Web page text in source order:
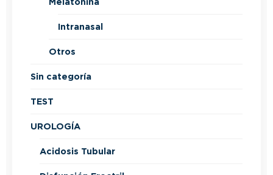
Melatonina
Intranasal
Otros
Sin categoría
TEST
UROLOGÍA
Acidosis Tubular